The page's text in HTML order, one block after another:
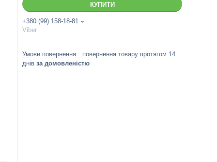
КУПИТИ
+380 (99) 158-18-81
Viber
повернення товару протягом 14
днів за домовленістю